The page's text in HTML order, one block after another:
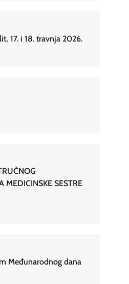
17. i 18. travnja 2026.
MEDICINSKE SESTRE
Međunarodnog dana